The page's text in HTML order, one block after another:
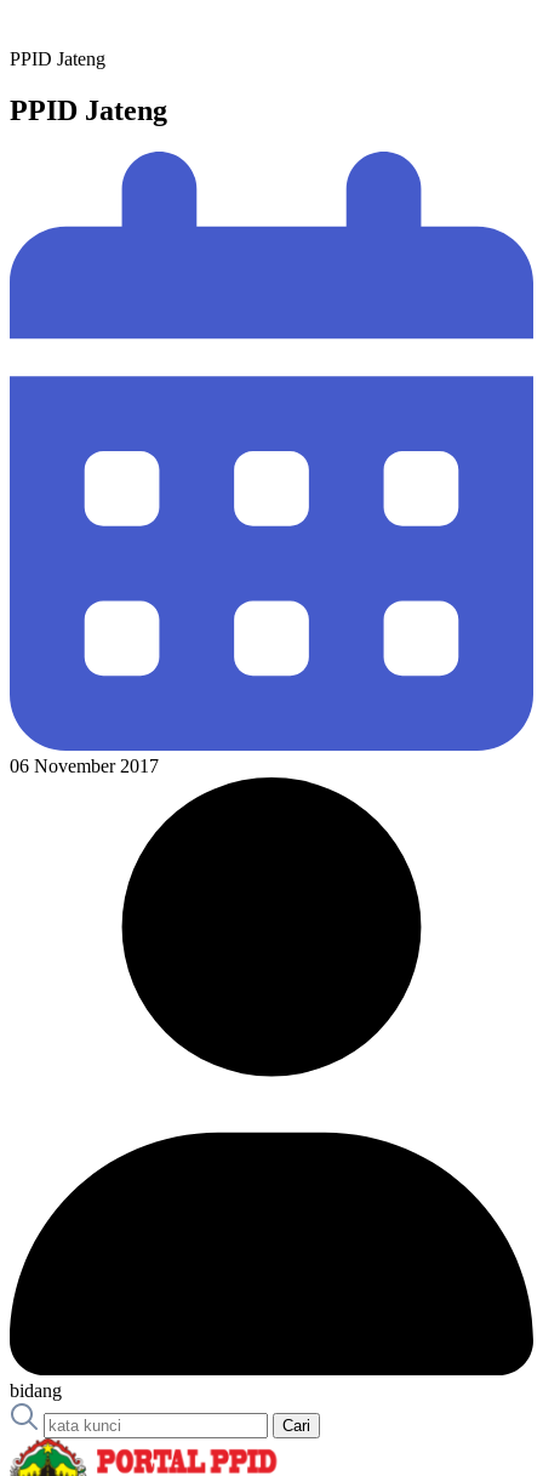
PPID Jateng
PPID Jateng
06 November 2017
bidang
Cari